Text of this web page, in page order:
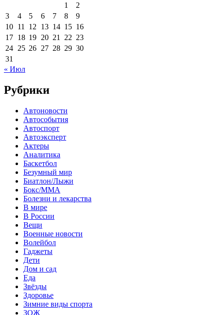
1
2
3
4 5 6 7 8
9
10 11 12 13 14 15 16
17 18 19 20 21 22 23
24 25 26 27 28 29 30
31
« Июл
Рубрики
Автоновости
Автособытия
Автоспорт
Автоэксперт
Актеры
Аналитика
Баскетбол
Безумный мир
Биатлон/Лыжи
Бокс/MMA
Болезни и лекарства
В мире
В России
Вещи
Военные новости
Волейбол
Гаджеты
Дети
Дом и сад
Еда
Звёзды
Здоровье
Зимние виды спорта
ЗОЖ